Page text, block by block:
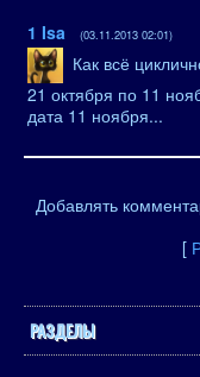
1 Isa (03.11.2013 02:01)
Как всё
21 октября по 11
дата 11 ноября...
Добавлять
[
РАЗДЕЛЫ